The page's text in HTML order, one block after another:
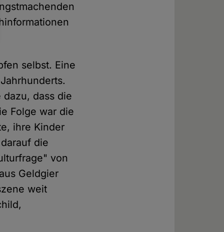
selbst. Eine
dass die
Folge war die
ihre Kinder
die
von
Geldgier
weit